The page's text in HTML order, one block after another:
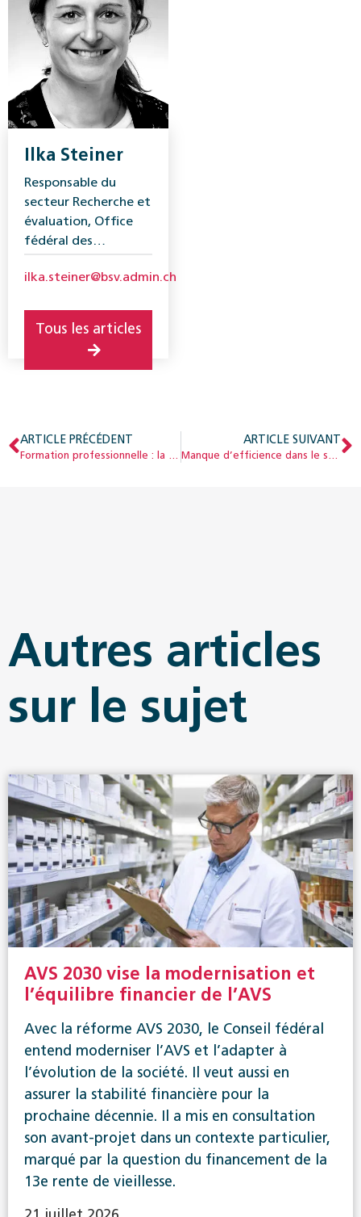
Ilka Steiner
Responsable du
secteur Recherche et
évaluation, Office
fédéral des
(OFAS)
ilka.steiner@bsv.admin.ch
Tous les articles
ARTICLE PRÉCÉDENT ARTICLE SUIVANT
Autres articles
sur le sujet
AVS 2030 vise la modernisation et
l’équilibre financier de l’AVS
Avec la réforme AVS 2030, le Conseil fédéral
entend moderniser l’AVS et l’adapter à
l’évolution de la société. Il veut aussi en
assurer la stabilité financière pour la
prochaine décennie. Il a mis en consultation
son avant-projet dans un contexte particulier,
marqué par la question du financement de la
13e rente de vieillesse.